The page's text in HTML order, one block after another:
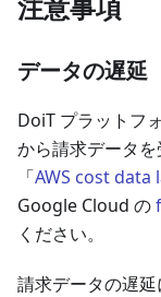
データの遅延
DoiT プラットフ
から請求データを
「AWS cost data
Google Cloud の
ください。
請求データの遅